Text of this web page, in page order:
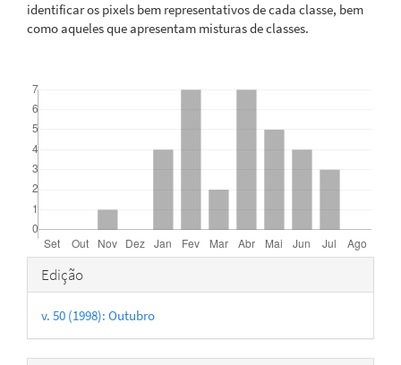
identificar os pixels bem representativos de cada classe, bem
como aqueles que apresentam misturas de classes.
Detalhes
do
artigo
Edição
v. 50 (1998): Outubro